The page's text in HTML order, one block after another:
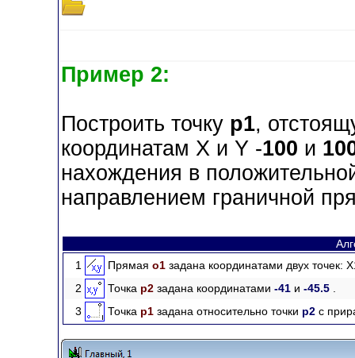
Пример 2:
Построить точку p1,
координатам X и Y -100 и
нахождения в
направлением граничной
1
Прямая o1 задана координатами двух точек:
2
Точка p2 задана координатами -41 и -45.5
3
Точка p1 задана относительно точки p2 с